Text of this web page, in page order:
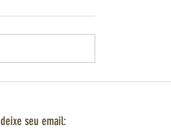
relação entre o Trono e o Altar e
deixe seu email: